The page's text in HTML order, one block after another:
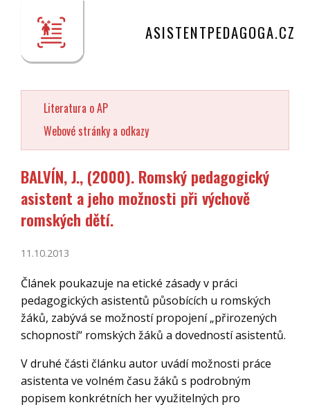
ASISTENTPEDAGOGA.CZ
Literatura o AP
Webové stránky a odkazy
BALVÍN, J., (2000). Romský pedagogický
asistent a jeho možnosti při výchově
romských dětí.
11.10.2013
Článek poukazuje na etické zásady v práci
pedagogických asistentů působících u romských
žáků, zabývá se možností propojení „přirozených
schopností“ romských žáků a dovedností asistentů.
V druhé části článku autor uvádí možnosti práce
asistenta ve volném času žáků s podrobným
popisem konkrétních her využitelných pro